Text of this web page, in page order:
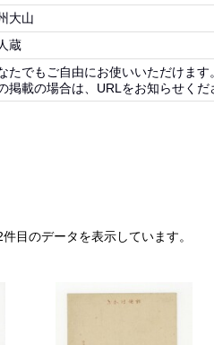
大山
蔵
たでもご自由にお使いいただけま
掲載の場合は、URLをお知らせくだ
目のデータを表示しています。